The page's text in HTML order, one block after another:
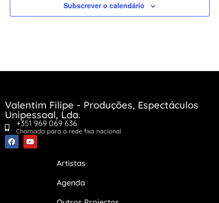
Subscrever o calendário
Valentim Filipe - Produções, Espectáculos
Unipessoal, Lda.
+351 969 069 636
Chamada para a rede fixa nacional
Artistas
Agenda